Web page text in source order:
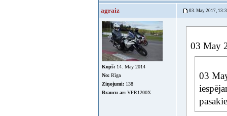
agraiz 03. May 2017,
Kopš: 14. May 2014
No: Rīga
Ziņojumi: 138
Braucu ar: VFR1200X
03 May
03